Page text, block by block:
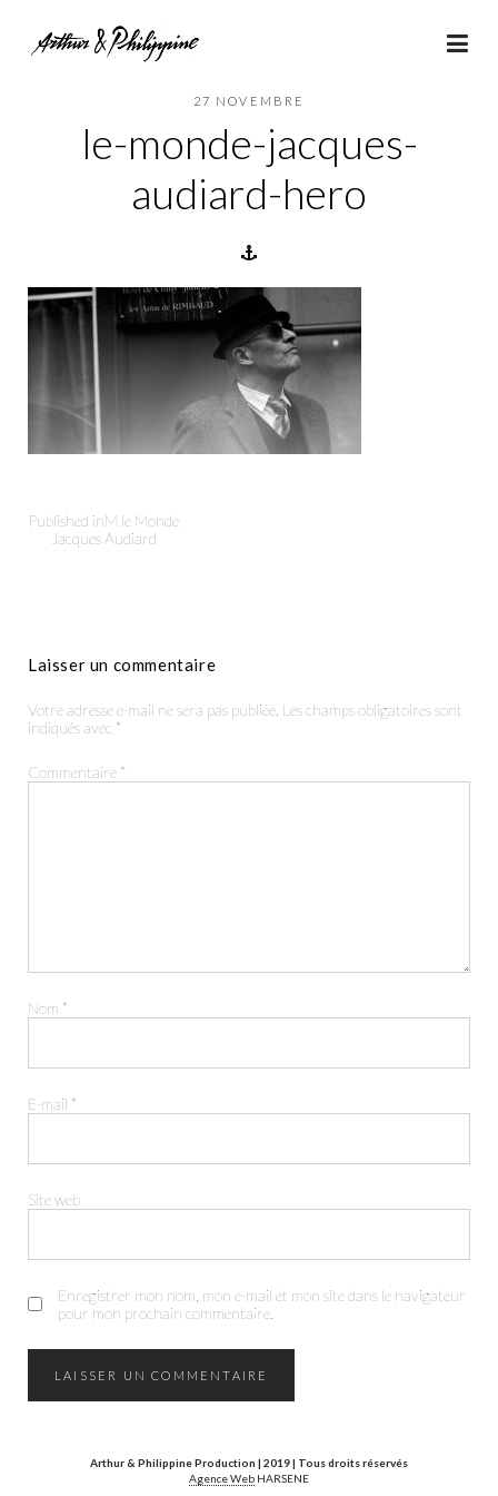
Productions
Contact
FACEBOOK
INSTAGRAM
27 NOVEMBRE
le-monde-jacques-
audiard-hero
Published inM le Monde
Jacques Audiard
Laisser un commentaire
Votre adresse e-mail ne sera pas publiée. Les champs obligatoires sont
indiqués avec *
Commentaire *
Nom *
E-mail *
Site web
Enregistrer mon nom, mon e-mail et mon site dans le navigateur
pour mon prochain commentaire.
Arthur & Philippine Production | 2019 | Tous droits réservés
Agence Web HARSENE